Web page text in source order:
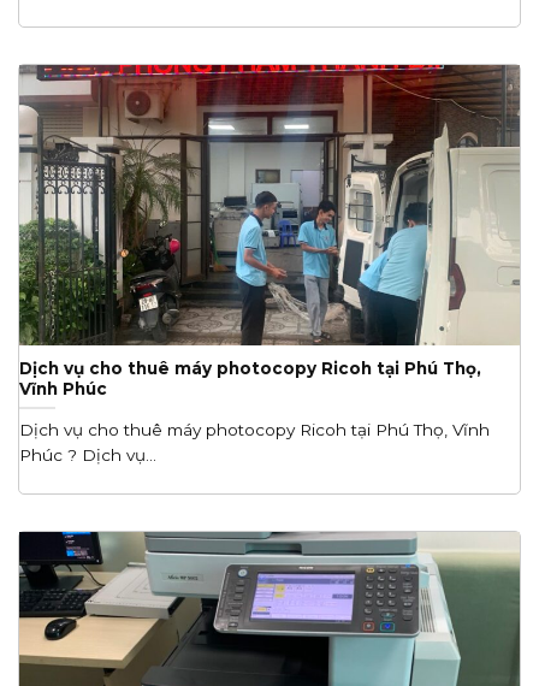
Dịch vụ cho thuê máy photocopy Ricoh tại Phú Thọ,
Vĩnh Phúc
Dịch vụ cho thuê máy photocopy Ricoh tại Phú Thọ, Vĩnh
Phúc ? Dịch vụ...